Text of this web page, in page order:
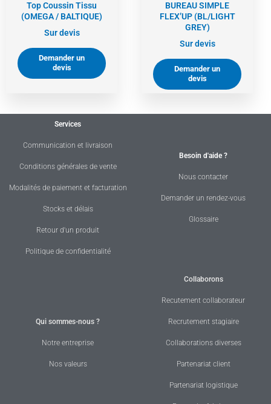
Top Coussin Tissu
(OMEGA / BALTIQUE)
Sur devis
Demander un
devis
BUREAU SIMPLE
FLEX’UP (BL/LIGHT
GREY)
Sur devis
Demander un
devis
Services
Communication et livraison
Conditions générales de vente
Modalités de paiement et facturation
Stocks et délais
Retour d'un produit
Politique de confidentialité
Besoin d'aide ?
Nous contacter
Demander un rendez-vous
Glossaire
Qui sommes-nous ?
Notre entreprise
Nos valeurs
Collaborons
Recutement collaborateur
Recrutement stagiaire
Collaborations diverses
Partenariat client
Partenariat logistique